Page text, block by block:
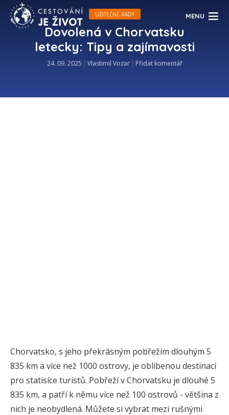
MENU
UŽITEČNÉ RADY
Dovolená v Chorvatsku
letecky: Tipy a zajímavosti
24. 09. 2025 Vlastimil Vozar Přidat komentář
Chorvatsko, s jeho překrásným pobřežím dlouhým 5
835 km a více než 1000 ostrovy, je oblíbenou destinací
pro statisíce turistů. Pobřeží v Chorvatsku je dlouhé 5
835 km, a patří k němu více než 100 ostrovů - většina z
nich je neobydlená. Můžete si vybrat mezi rušnými